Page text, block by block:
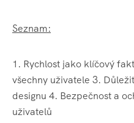
Seznam:
1. Rychlost jako klíčový
všechny uživatele 3.
designu 4. Bezpečnost a
uživatelů